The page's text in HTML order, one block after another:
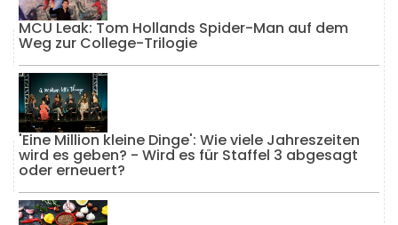
MCU Leak: Tom Hollands Spider-Man auf dem
Weg zur College-Trilogie
'Eine Million kleine Dinge': Wie viele Jahreszeiten
wird es geben? - Wird es für Staffel 3 abgesagt
oder erneuert?